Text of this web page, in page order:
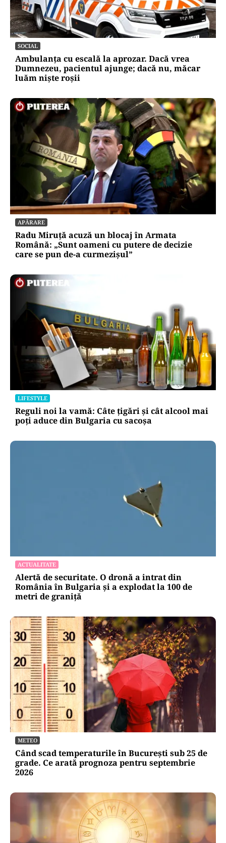
SOCIAL
Ambulanța cu escală la aprozar. Dacă vrea
Dumnezeu, pacientul ajunge; dacă nu, măcar
luăm niște roșii
APĂRARE
Radu Miruță acuză un blocaj în Armata
Română: „Sunt oameni cu putere de decizie
care se pun de-a curmezișul”
LIFESTYLE
Reguli noi la vamă: Câte țigări și cât alcool mai
poți aduce din Bulgaria cu sacoșa
ACTUALITATE
Alertă de securitate. O dronă a intrat din
România în Bulgaria şi a explodat la 100 de
metri de graniţă
METEO
Când scad temperaturile în București sub 25 de
grade. Ce arată prognoza pentru septembrie
2026